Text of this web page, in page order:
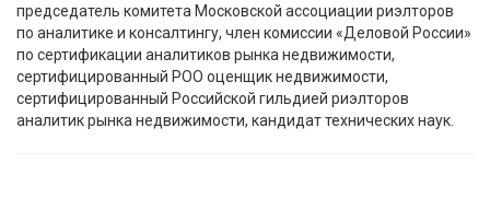
председатель комитета Московской ассоциации риэлторов
по аналитике и консалтингу, член комиссии «Деловой России»
по сертификации аналитиков рынка недвижимости,
сертифицированный РОО оценщик недвижимости,
сертифицированный Российской гильдией риэлторов
аналитик рынка недвижимости, кандидат технических наук.